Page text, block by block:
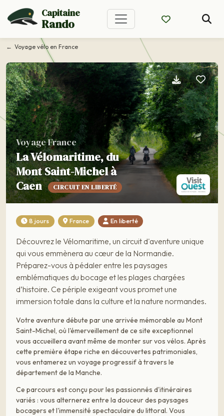
Capitaine
Rando
Voyage vélo en France
Voyage France
La Vélomaritime, du
Mont Saint-Michel à
Caen
CIRCUIT EN LIBERTÉ
8 jours France En liberté
Découvrez le Vélomaritime, un circuit d'aventure unique
qui vous emmènera au cœur de la Normandie.
Préparez-vous à pédaler entre les paysages
emblématiques du bocage et les plages chargées
d’histoire. Ce périple exigeant vous promet une
immersion totale dans la culture et la nature normandes.
Votre aventure débute par une arrivée mémorable au Mont
Saint-Michel, où l'émerveillement de ce site exceptionnel
vous accueillera avant même de monter sur vos vélos. Après
cette première étape riche en découvertes patrimoniales,
vous entamerez un voyage progressif à travers le
département de la Manche.
Ce parcours est conçu pour les passionnés d'itinéraires
variés : vous alternerez entre la douceur des paysages
bocagers et l'immensité spectaculaire du littoral. Vous